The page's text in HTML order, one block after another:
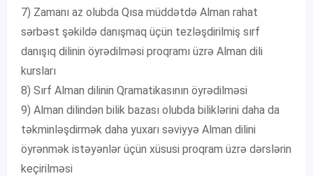
7) Zamanı az olubda Qısa müddətdə Alman rahat
sərbəst şəkildə danışmaq üçün tezləşdirilmiş sırf
danışıq dilinin öyrədilməsi proqramı üzrə Alman dili
kursları
8) Sırf Alman dilinin Qramatikasının öyrədilməsi
9) Alman dilindən bilik bazası olubda biliklərini daha da
təkminləşdirmək daha yuxarı səviyyə Alman dilini
öyrənmək istəyənlər üçün xüsusi proqram üzrə dərslərin
keçirilməsi